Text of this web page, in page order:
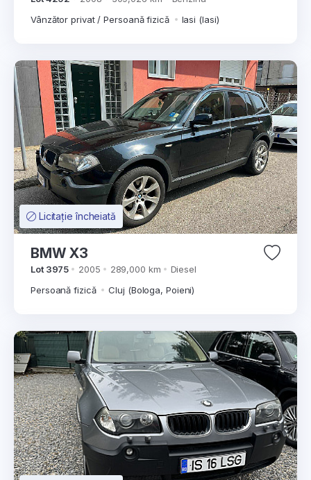
Vânzător privat / Persoană fizică
Iasi (Iasi)
Licitație încheiată
BMW X3
Lot 3975 2005 289,000 km
Diesel
Persoană fizică
Cluj (Bologa, Poieni)